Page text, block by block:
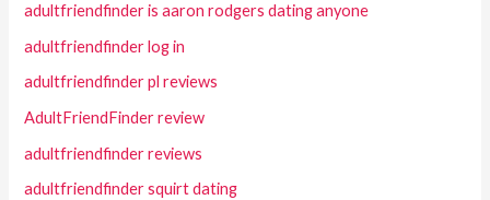
adultfriendfinder is aaron rodgers dating anyone
adultfriendfinder log in
adultfriendfinder pl reviews
AdultFriendFinder review
adultfriendfinder reviews
adultfriendfinder squirt dating